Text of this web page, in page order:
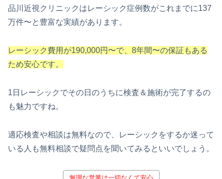
品川近視クリニックはレーシック症例数がこれまでに137
万件〜と豊富な実績があります。
レーシック費用が190,000円〜で、8年間〜の保証もある
ため安心です。
1日レーシックでその日のうちに検査＆施術が完了するの
も魅力ですね。
適応検査や相談は無料なので、レーシックをするか迷って
いる人も無料相談で疑問点を聞いてみるといいでしょう。